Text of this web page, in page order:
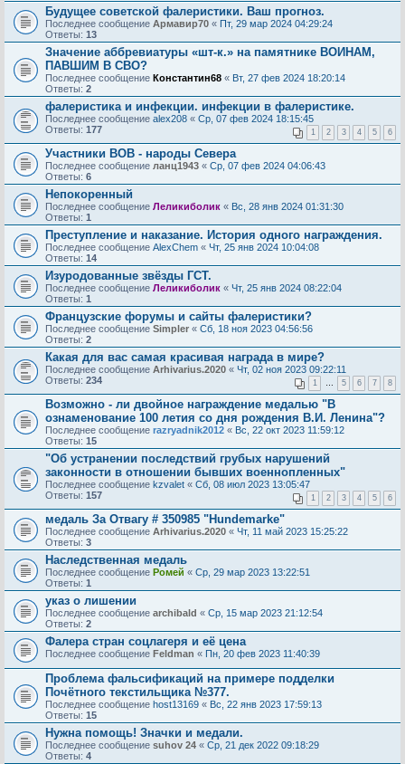
Будущее советской фалеристики. Ваш прогноз.
Последнее сообщение Армавир70 « Пт, 29 мар 2024 04:29:24
Ответы: 13
Значение аббревиатуры «шт-к.» на памятнике ВОИНАМ,
ПАВШИМ В СВО?
Последнее сообщение Константин68 « Вт, 27 фев 2024 18:20:14
Ответы: 2
фалеристика и инфекции. инфекции в фалеристике.
Последнее сообщение alex208 « Ср, 07 фев 2024 18:15:45
Ответы: 177 1 2 3 4 5 6
Участники ВОВ - народы Севера
Последнее сообщение ланц1943 « Ср, 07 фев 2024 04:06:43
Ответы: 6
Непокоренный
Последнее сообщение Леликиболик « Вс, 28 янв 2024 01:31:30
Ответы: 1
Преступление и наказание. История одного награждения.
Последнее сообщение AlехChem « Чт, 25 янв 2024 10:04:08
Ответы: 14
Изуродованные звёзды ГСТ.
Последнее сообщение Леликиболик « Чт, 25 янв 2024 08:22:04
Ответы: 1
Французские форумы и сайты фалеристики?
Последнее сообщение Simpler « Сб, 18 ноя 2023 04:56:56
Ответы: 2
Какая для вас самая красивая награда в мире?
Последнее сообщение Arhivarius.2020 « Чт, 02 ноя 2023 09:22:11
Ответы: 234 1 … 5 6 7 8
Возможно - ли двойное награждение медалью "В
ознаменование 100 летия со дня рождения В.И. Ленина"?
Последнее сообщение razryadnik2012 « Вс, 22 окт 2023 11:59:12
Ответы: 15
"Об устранении последствий грубых нарушений
законности в отношении бывших военнопленных"
Последнее сообщение kzvalet « Сб, 08 июл 2023 13:05:47
Ответы: 157 1 2 3 4 5 6
медаль За Отвагу # 350985 "Hundemarke"
Последнее сообщение Arhivarius.2020 « Чт, 11 май 2023 15:25:22
Ответы: 3
Наследственная медаль
Последнее сообщение Ромей « Ср, 29 мар 2023 13:22:51
Ответы: 1
указ о лишении
Последнее сообщение archibald « Ср, 15 мар 2023 21:12:54
Ответы: 2
Фалера стран соцлагеря и её цена
Последнее сообщение Feldman « Пн, 20 фев 2023 11:40:39
Проблема фальсификаций на примере подделки
Почётного текстильщика №377.
Последнее сообщение host13169 « Вс, 22 янв 2023 17:59:13
Ответы: 15
Нужна помощь! Значки и медали.
Последнее сообщение suhov 24 « Ср, 21 дек 2022 09:18:29
Ответы: 4